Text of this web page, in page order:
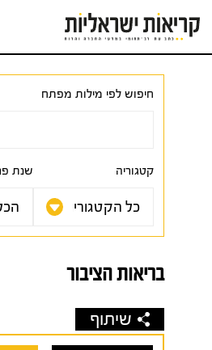
לתוכן
חיפוש לפי מילות מפתח
קטגוריה שנת
בריאות הציבור
שיתוף